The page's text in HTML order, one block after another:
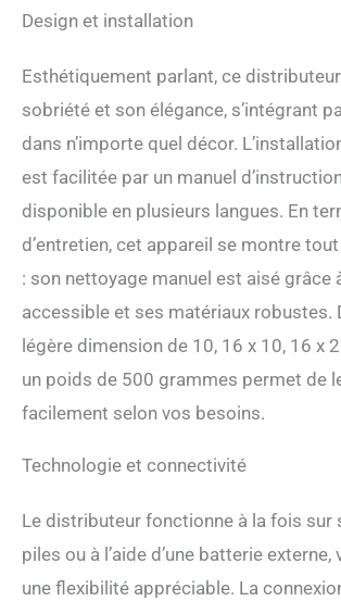
Design et installation
Esthétiquement parlant, ce
sobriété et son élégance, s’intégrant
dans n’importe quel décor.
est facilitée par un manuel
disponible en plusieurs langues. En
d’entretien, cet appareil se montre
: son nettoyage manuel est aisé grâce
accessible et ses matériaux robustes.
légère dimension de 10, 16 x 10, 16 x
un poids de 500 grammes permet de
facilement selon vos besoins.
Technologie et connectivité
Le distributeur fonctionne à la fois sur
piles ou à l’aide d’une batterie
une flexibilité appréciable. La